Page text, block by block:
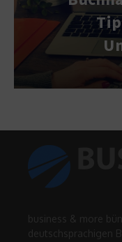
Tipps
11. März
business & more
deutschsprachigen